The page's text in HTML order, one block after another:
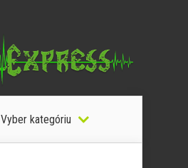
Vyber kategóriu